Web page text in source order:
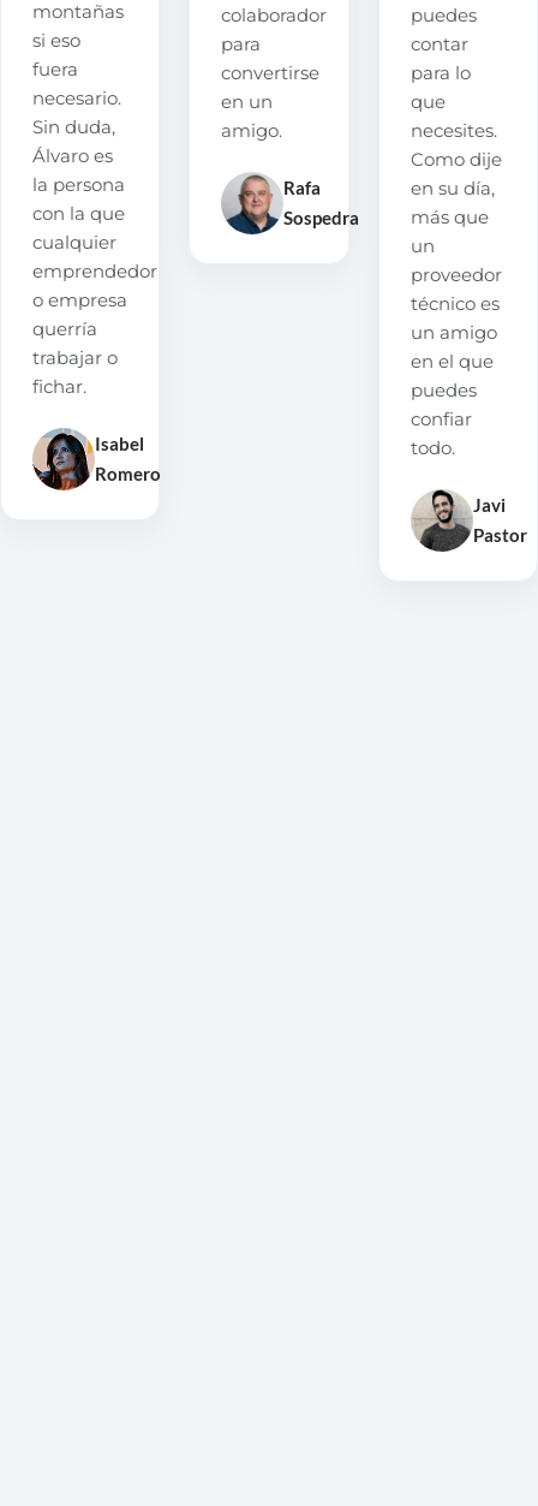
montañas
si eso
fuera
necesario.
Sin duda,
Álvaro es
la persona
con la que
cualquier
emprendedor
o empresa
querría
trabajar o
fichar.
Isabel
Romero
colaborador
para
convertirse
en un
amigo.
Rafa
Sospedra
puedes
contar
para lo
que
necesites.
Como dije
en su día,
más que
un
proveedor
técnico es
un amigo
en el que
puedes
confiar
todo.
Javi
Pastor